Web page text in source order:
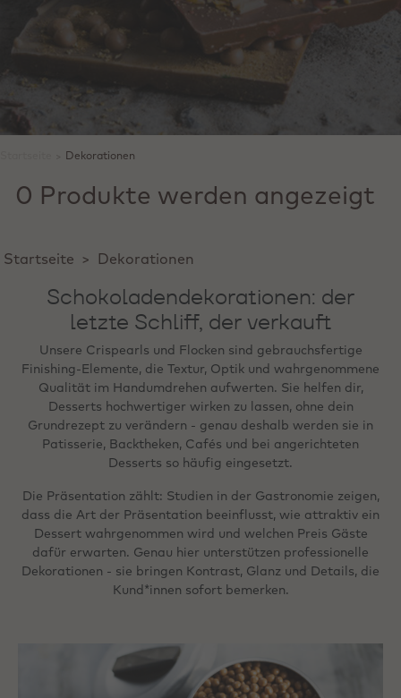
Dekorationen
0 Produkte werden angezeigt
Startseite > Dekorationen
Schokoladendekorationen: der
letzte Schliff, der verkauft
Unsere Crispearls und Flocken sind gebrauchsfertige
Finishing-Elemente, die Textur, Optik und wahrgenommene
Qualität im Handumdrehen aufwerten. Sie helfen dir,
Desserts hochwertiger wirken zu lassen, ohne dein
Grundrezept zu verändern - genau deshalb werden sie in
Patisserie, Backtheken, Cafés und bei angerichteten
Desserts so häufig eingesetzt.
Die Präsentation zählt: Studien in der Gastronomie zeigen,
dass die Art der Präsentation beeinflusst, wie attraktiv ein
Dessert wahrgenommen wird und welchen Preis Gäste
dafür erwarten. Genau hier unterstützen professionelle
Dekorationen - sie bringen Kontrast, Glanz und Details, die
Kund*innen sofort bemerken.